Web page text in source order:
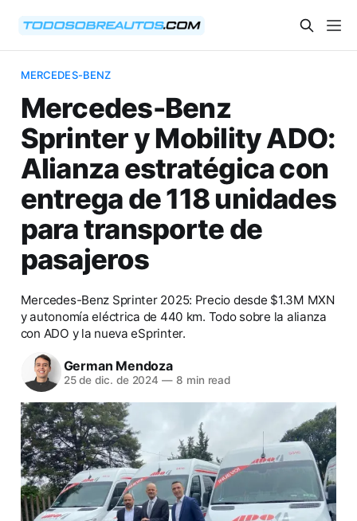
MERCEDES-BENZ
Mercedes-Benz
Sprinter y Mobility ADO:
Alianza estratégica con
entrega de 118 unidades
para transporte de
pasajeros
Mercedes-Benz Sprinter 2025: Precio desde $1.3M MXN
y autonomía eléctrica de 440 km. Todo sobre la alianza
con ADO y la nueva eSprinter.
German Mendoza
25 de dic. de 2024 — 8 min read